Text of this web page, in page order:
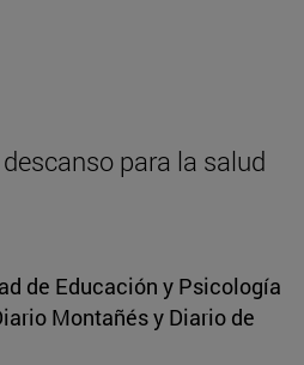
para la salud
de Educación y Psicología
Montañés y Diario de